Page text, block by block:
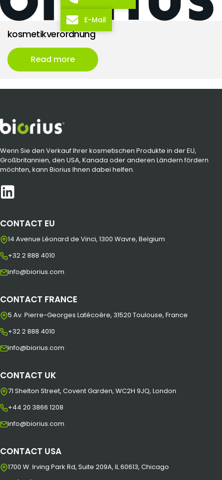
kosmetikverordnung
Read more
Wenn Sie den Verkauf Ihrer kosmetischen Produkte in der EU,
Großbritannien, den USA, Kanada oder anderen Ländern fördern
möchten, kann Biorius Ihnen dabei helfen.
CONTACT EU
14 Avenue Léonard de Vinci, 1300 Wavre, Belgium
+32 2 888 4010
info@biorius.com
CONTACT FRANCE
5 Av. Pierre-Georges Latécoère, 31520 Toulouse, France
+32 2 888 4010
info@biorius.com
CONTACT UK
71 Shelton Street, Covent Garden, WC2H 9JQ, London
+44 20 3866 1208
info@biorius.com
CONTACT USA
1700 W. Irving Park Rd, Suite 209A, IL 60613, Chicago
E-Mail